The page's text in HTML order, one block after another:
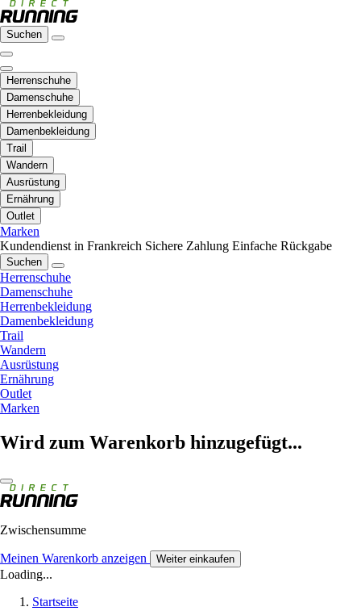
Suchen
Herrenschuhe
Damenschuhe
Herrenbekleidung
Damenbekleidung
Trail
Wandern
Ausrüstung
Ernährung
Outlet
Marken
Kundendienst in Frankreich Sichere Zahlung Einfache Rückgabe
Suchen
Herrenschuhe
Damenschuhe
Herrenbekleidung
Damenbekleidung
Trail
Wandern
Ausrüstung
Ernährung
Outlet
Marken
Wird zum Warenkorb hinzugefügt...
Zwischensumme
Meinen Warenkorb anzeigen Weiter einkaufen
Loading...
Startseite